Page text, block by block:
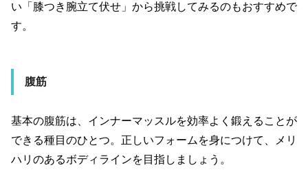
い「膝つき腕立て伏せ」から挑戦してみるのもおすすめで
す。
腹筋
基本の腹筋は、インナーマッスルを効率よく鍛えることが
できる種目のひとつ。正しいフォームを身につけて、メリ
ハリのあるボディラインを目指しましょう。